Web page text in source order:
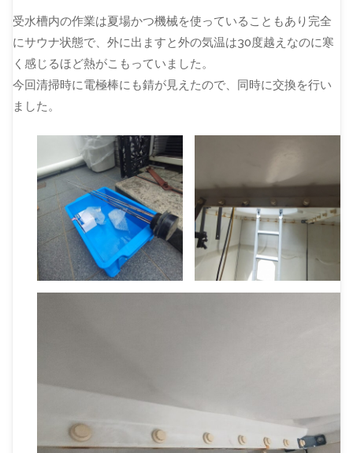
受水槽内の作業は夏場かつ機械を使っていることもあり完全
にサウナ状態で、外に出ますと外の気温は30度越えなのに寒
く感じるほど熱がこもっていました。
今回清掃時に電極棒にも錆が見えたので、同時に交換を行い
ました。